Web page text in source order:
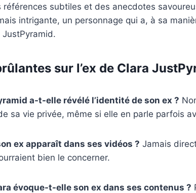
références subtiles et des anecdotes
intrigante, un personnage qui a, à sa
JustPyramid.
sur l’ex de Clara
a-t-elle révélé l’identité de son ex ?
sa vie privée, même si elle en parle parfois
ex apparaît dans ses vidéos ? Jamais
bien le concerner.
évoque-t-elle son ex dans ses contenus ?